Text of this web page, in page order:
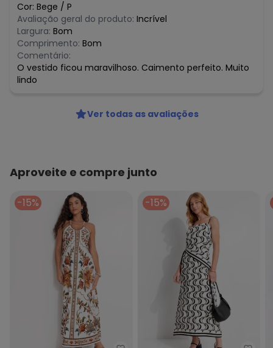
Cor: Bege / P
Avaliação geral do produto: Incrível
Largura: Bom
Comprimento: Bom
Comentário:
O vestido ficou maravilhoso. Caimento perfeito. Muito
lindo
Ver todas as avaliações
Aproveite e compre junto
-15% -15%